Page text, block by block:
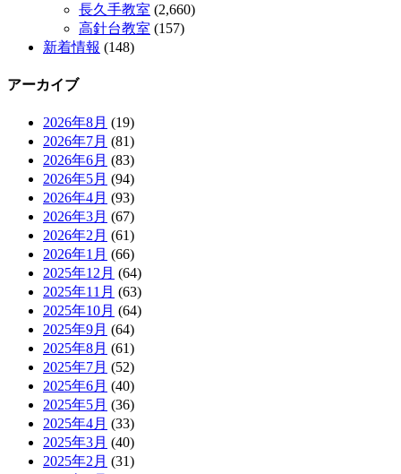
長久手教室 (2,660)
高針台教室 (157)
新着情報 (148)
アーカイブ
2026年8月 (19)
2026年7月 (81)
2026年6月 (83)
2026年5月 (94)
2026年4月 (93)
2026年3月 (67)
2026年2月 (61)
2026年1月 (66)
2025年12月 (64)
2025年11月 (63)
2025年10月 (64)
2025年9月 (64)
2025年8月 (61)
2025年7月 (52)
2025年6月 (40)
2025年5月 (36)
2025年4月 (33)
2025年3月 (40)
2025年2月 (31)